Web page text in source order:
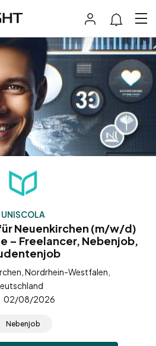
UNISCOLA
Neuenkirchen (m/w/d)
– Freelancer, Nebenjob,
Nordrhein-Westfalen,
02/08/2026
Nebenjob